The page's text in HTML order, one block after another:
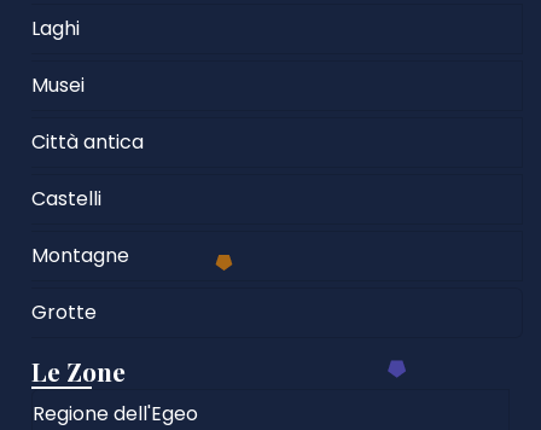
Laghi
Musei
Città antica
Castelli
Montagne
Grotte
Le Zone
Regione dell'Egeo